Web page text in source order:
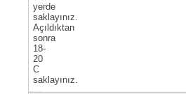
yerde
saklayınız.
Açıldıktan
sonra
18-
20
C
saklayınız.